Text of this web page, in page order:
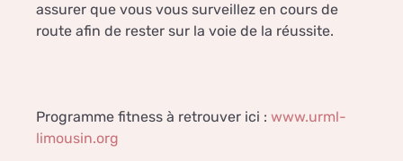
assurer que vous vous surveillez en cours de
route afin de rester sur la voie de la réussite.
Programme fitness à retrouver ici : www.urml-
limousin.org